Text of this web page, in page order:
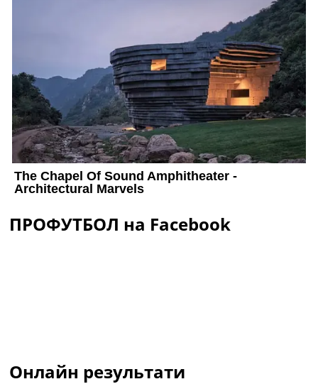
ПРОФУТБОЛ на Facebook
Онлайн результати